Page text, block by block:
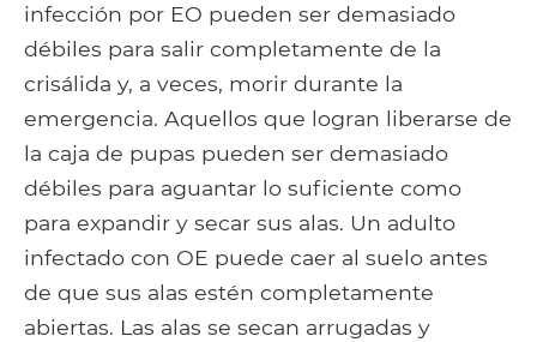
infección por EO pueden ser demasiado
débiles para salir completamente de la
crisálida y, a veces, morir durante la
emergencia. Aquellos que logran liberarse de
la caja de pupas pueden ser demasiado
débiles para aguantar lo suficiente como
para expandir y secar sus alas. Un adulto
infectado con OE puede caer al suelo antes
de que sus alas estén completamente
abiertas. Las alas se secan arrugadas y